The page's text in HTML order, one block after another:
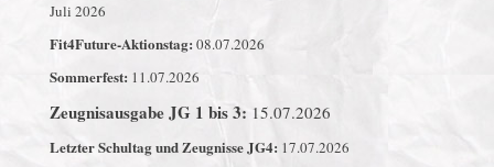
Juli 2026
Fit4Future-Aktionstag: 08.07.2026
Sommerfest: 11.07.2026
Zeugnisausgabe JG 1 bis 3: 15.07.2026
Letzter Schultag und Zeugnisse JG4: 17.07.2026